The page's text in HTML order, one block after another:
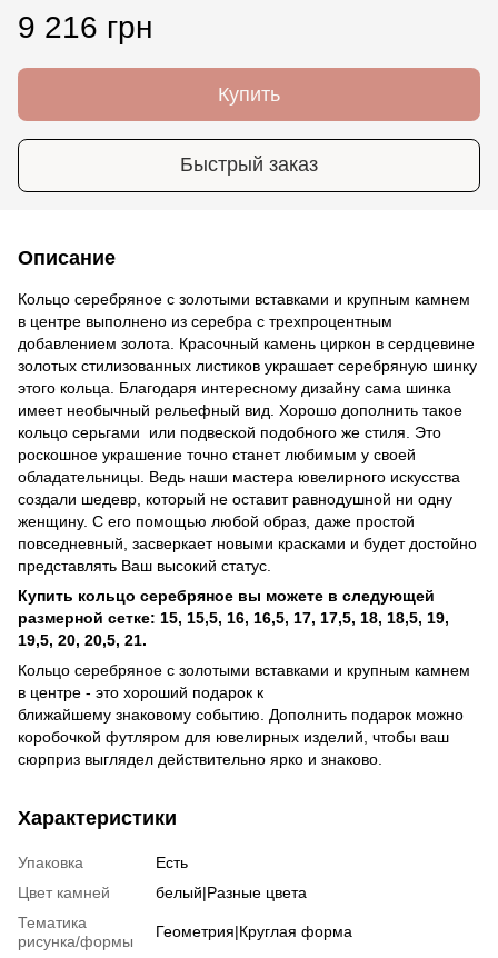
9 216 грн
Купить
Быстрый заказ
Описание
Кольцо серебряное с золотыми вставками и крупным камнем
в центре выполнено из серебра с трехпроцентным
добавлением золота. Красочный камень циркон в сердцевине
золотых стилизованных листиков украшает серебряную шинку
этого кольца. Благодаря интересному дизайну сама шинка
имеет необычный рельефный вид. Хорошо дополнить такое
кольцо серьгами или подвеской подобного же стиля. Это
роскошное украшение точно станет любимым у своей
обладательницы. Ведь наши мастера ювелирного искусства
создали шедевр, который не оставит равнодушной ни одну
женщину. С его помощью любой образ, даже простой
повседневный, засверкает новыми красками и будет достойно
представлять Ваш высокий статус.
Купить кольцо серебряное вы можете в следующей
размерной сетке: 15, 15,5, 16, 16,5, 17, 17,5, 18, 18,5, 19,
19,5, 20, 20,5, 21.
Кольцо серебряное с золотыми вставками и крупным камнем
в центре - это хороший подарок к
ближайшему знаковому событию. Дополнить подарок можно
коробочкой футляром для ювелирных изделий, чтобы ваш
сюрприз выглядел действительно ярко и знаково.
Характеристики
Упаковка
Есть
Цвет камней
белый|Разные цвета
Тематика
рисунка/формы
Геометрия|Круглая форма